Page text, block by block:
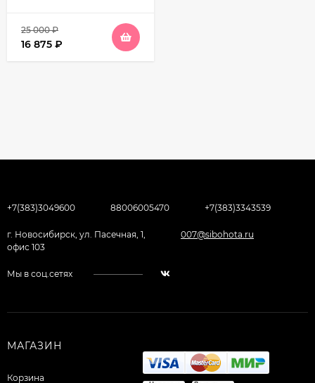
25 000₽
16 875 ₽
+7(383)3049600 88006005470 +7(383)3343539
г. Новосибирск, ул. Пасечная, 1,
офис 103
007@sibohota.ru
Мы в соц.сетях
МАГАЗИН
Корзина